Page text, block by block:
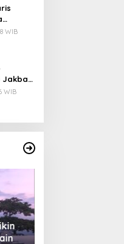
WIB
Jakbar,
WIB